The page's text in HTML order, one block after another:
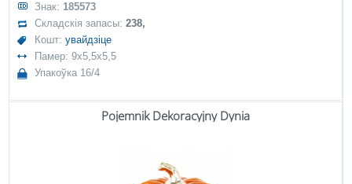
Знак: 185573
Складскія запасы:238,
Кошт:увайдзіце
Памер: 9x5,5x5,5
Упакоўка 16/4
Pojemnik Dekoracyjny Dynia